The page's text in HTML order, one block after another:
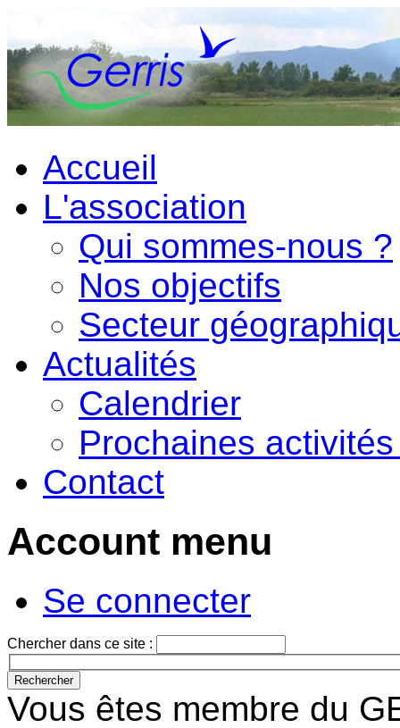
Accueil
L'association
Qui sommes-nous ?
Nos objectifs
Secteur
Actualités
Calendrier
Prochaines
Contact
Account menu
Se connecter
Chercher dans ce site :
Vous êtes membre du